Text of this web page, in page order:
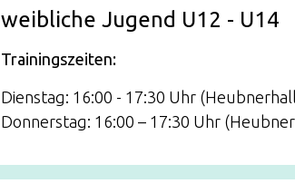
weibliche Jugend U12 - U14
Trainingszeiten:
Dienstag: 16:00 - 17:30 Uhr
Donnerstag: 16:00 – 17:30 Uhr